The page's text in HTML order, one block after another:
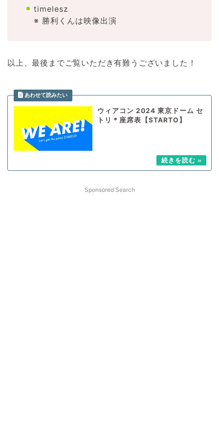
timelesz
※ 勝利くんは映像出演
以上、最後までご覧いただき有難うございました！
ウィアコン 2024 東京ドーム セ
トリ＊座席表【STARTO】
Sponsored Search